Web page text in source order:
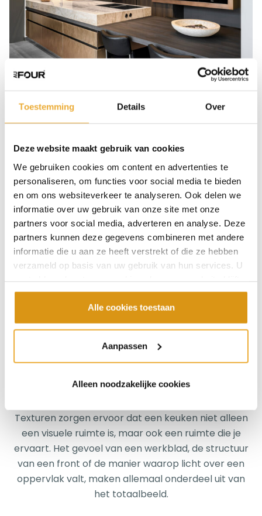
Toestemming Details Over
Deze website maakt gebruik van cookies
We gebruiken cookies om content en advertenties te
personaliseren, om functies voor social media te bieden
en om ons websiteverkeer te analyseren. Ook delen we
informatie over uw gebruik van onze site met onze
partners voor social media, adverteren en analyse. Deze
partners kunnen deze gegevens combineren met andere
informatie die u aan ze heeft verstrekt of die ze hebben
verzameld op basis van uw gebruik van hun services. U
gebruiken.
Alle cookies toestaan
Aanpassen
Alleen noodzakelijke cookies
Materialen die leven
subtiel door de jaren heen. Hout verdiept van
kleur, steen ontwikkelt een eigen karakter en
metalen krijgen een natuurlijke patina. Deze
ontwikkeling geeft een keuken persoonlijkheid
en zorgt ervoor dat het ontwerp met de tijd
mee groeit.
In een luxe keuken draait het daarom niet alleen
om hoe iets er vandaag uitziet, maar ook om hoe
materialen zich in de toekomst zullen gedragen.
Een keuken om te ervaren
Texturen zorgen ervoor dat een keuken niet alleen
een visuele ruimte is, maar ook een ruimte die je
ervaart. Het gevoel van een werkblad, de structuur
van een front of de manier waarop licht over een
oppervlak valt, maken allemaal onderdeel uit van
het totaalbeeld.